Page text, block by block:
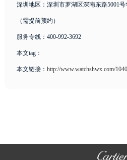
深圳地区：深圳市罗湖区深南东路5001
（需提前预约）
服务专线：400-992-3692
本文tag：
本文链接： http://www.watchshwx.com/